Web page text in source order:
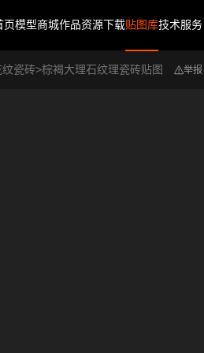
页模型商城作品资源下载贴图库技术服务
纹瓷砖>棕褐大理石纹理瓷砖贴图 举报